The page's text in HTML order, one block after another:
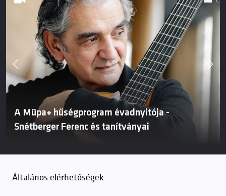
A Müpa+ hűségprogram évadnyitója -
Snétberger Ferenc és tanítványai
Általános elérhetőségek